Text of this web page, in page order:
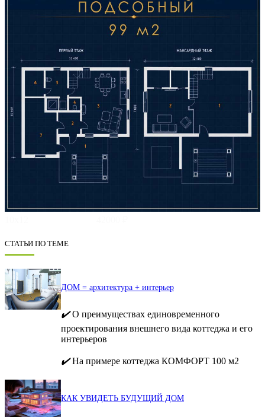
СТАТЬИ ПО ТЕМЕ
ДОМ = архитектура + интерьер
✔️О преимуществах единовременного
проектирования внешнего вида коттеджа и его
интерьеров
✔️На примере коттеджа КОМФОРТ 100 м2
КАК УВИДЕТЬ БУДУЩИЙ ДОМ